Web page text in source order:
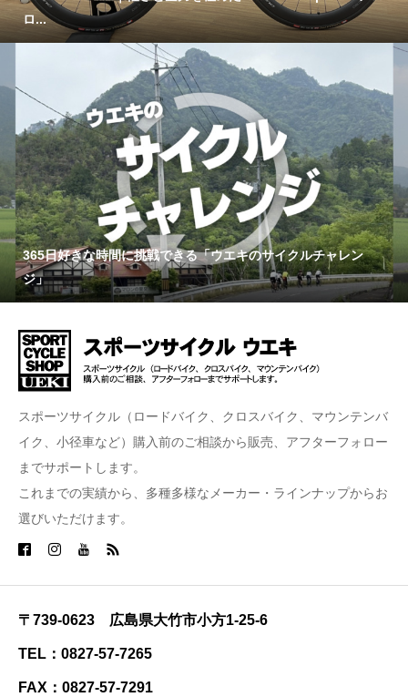
ロ...
365日好きな時間に挑戦できる「ウエキのサイクルチャレン
ジ」
スポーツサイクル（ロードバイク、クロスバイク、マウンテンバ
イク、小径車など）購入前のご相談から販売、アフターフォロー
までサポートします。
これまでの実績から、多種多様なメーカー・ラインナップからお
選びいただけます。
〒739-0623 広島県大竹市小方1-25-6
TEL：0827-57-7265
FAX：0827-57-7291